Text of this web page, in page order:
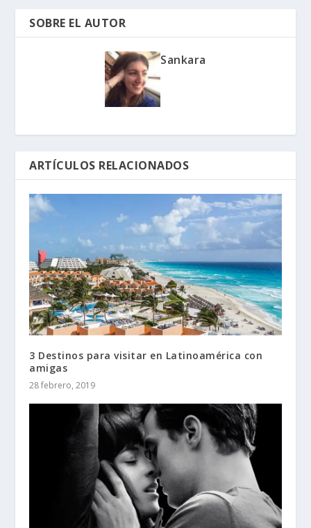
SOBRE EL AUTOR
Sankara
ARTÍCULOS RELACIONADOS
3 Destinos para visitar en Latinoamérica con
amigas
28 febrero, 2019